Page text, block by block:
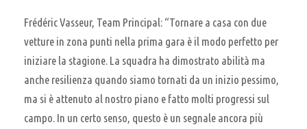
Frédéric Vasseur, Team Principal: “Tornare a casa con due
vetture in zona punti nella prima gara è il modo perfetto per
iniziare la stagione. La squadra ha dimostrato abilità ma
anche resilienza quando siamo tornati da un inizio pessimo,
ma si è attenuto al nostro piano e fatto molti progressi sul
campo. In un certo senso, questo è un segnale ancora più